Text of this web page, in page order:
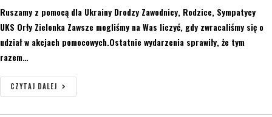
Ruszamy z pomocą dla Ukrainy Drodzy Zawodnicy, Rodzice, Sympatycy
UKS Orły Zielonka Zawsze mogliśmy na Was liczyć, gdy zwracaliśmy się o
udział w akcjach pomocowych.Ostatnie wydarzenia sprawiły, że tym
razem…
CZYTAJ DALEJ